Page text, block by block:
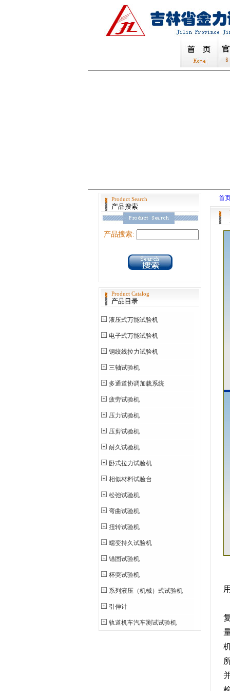
Product Search
产品搜索
产品搜索:
Product Catalog
产品目录
液压式万能试验机
电子式万能试验机
钢绞线拉力试验机
三轴试验机
多通道协调加载系统
疲劳试验机
压力试验机
压剪试验机
耐久试验机
卧式拉力试验机
相似材料试验台
松弛试验机
弯曲试验机
扭转试验机
蠕变持久试验机
锚固试验机
杯突试验机
系列液压（机械）式试验机
引伸计
轨道机车汽车测试试验机
首